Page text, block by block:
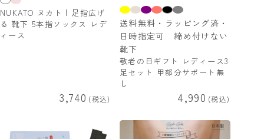
NUKATO ヌカト | 足指広げ
る 靴下 5本指ソックス レデ
ィース
3,740 税込
送料無料・ラッピング済・
日時指定可 締め付けない
靴下
敬老の日ギフト レディース3
足セット 甲部分サポート無
し
4,990 税込